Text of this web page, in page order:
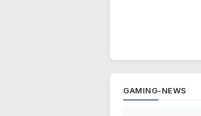
GAMING-NEWS